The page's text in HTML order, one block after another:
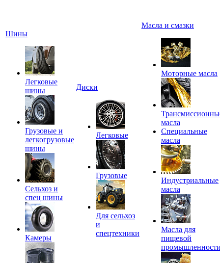
Шины
Легковые
шины
Грузовые и
легкогрузовые
шины
Сельхоз и
спец шины
Камеры
Диски
Легковые
Грузовые
Для сельхоз
и
спецтехники
Масла и смазки
Моторные масла
масла
Специальные
масла
Индустриальные
масла
Масла для
пищевой